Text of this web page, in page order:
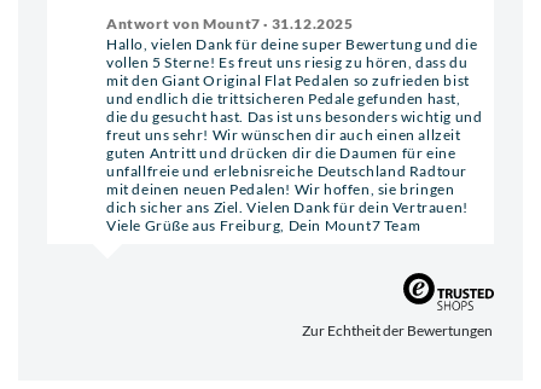
Antwort von Mount7 · 31.12.2025
Hallo, vielen Dank für deine super Bewertung und die
vollen 5 Sterne! Es freut uns riesig zu hören, dass du
mit den Giant Original Flat Pedalen so zufrieden bist
und endlich die trittsicheren Pedale gefunden hast,
die du gesucht hast. Das ist uns besonders wichtig und
freut uns sehr! Wir wünschen dir auch einen allzeit
guten Antritt und drücken dir die Daumen für eine
unfallfreie und erlebnisreiche Deutschland Radtour
mit deinen neuen Pedalen! Wir hoffen, sie bringen
dich sicher ans Ziel. Vielen Dank für dein Vertrauen!
Viele Grüße aus Freiburg, Dein Mount7 Team
Zur Echtheit der Bewertungen